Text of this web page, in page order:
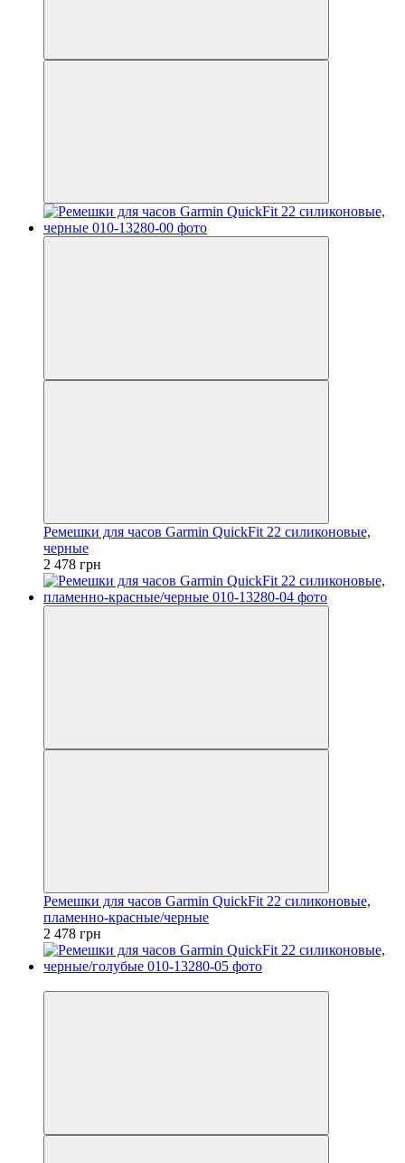
Ремешки для часов Garmin QuickFit 22 силиконовые,
черные
2 478 грн
Ремешки для часов Garmin QuickFit 22 силиконовые,
пламенно-красные/черные
2 478 грн